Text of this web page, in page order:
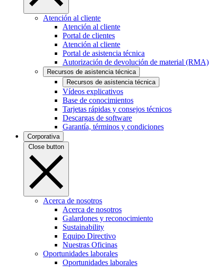
Atención al cliente
Atención al cliente
Portal de clientes
Atención al cliente
Portal de asistencia técnica
Autorización de devolución de material (RMA)
Recursos de asistencia técnica
Recursos de asistencia técnica
Vídeos explicativos
Base de conocimientos
Tarjetas rápidas y consejos técnicos
Descargas de software
Garantía, términos y condiciones
Corporativa
Close button
Acerca de nosotros
Acerca de nosotros
Galardones y reconocimiento
Sustainability
Equipo Directivo
Nuestras Oficinas
Oportunidades laborales
Oportunidades laborales